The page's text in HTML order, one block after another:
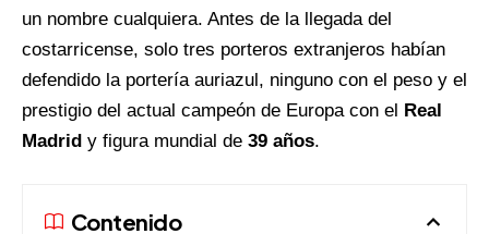
un nombre cualquiera. Antes de la llegada del
costarricense, solo tres porteros extranjeros habían
defendido la portería auriazul, ninguno con el peso y el
prestigio del actual campeón de Europa con el Real
Madrid y figura mundial de 39 años.
Contenido